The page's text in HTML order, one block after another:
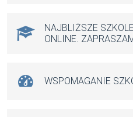
k
p
NAJBLIŻSZE
ONLINE.
WSPOMAGANIE